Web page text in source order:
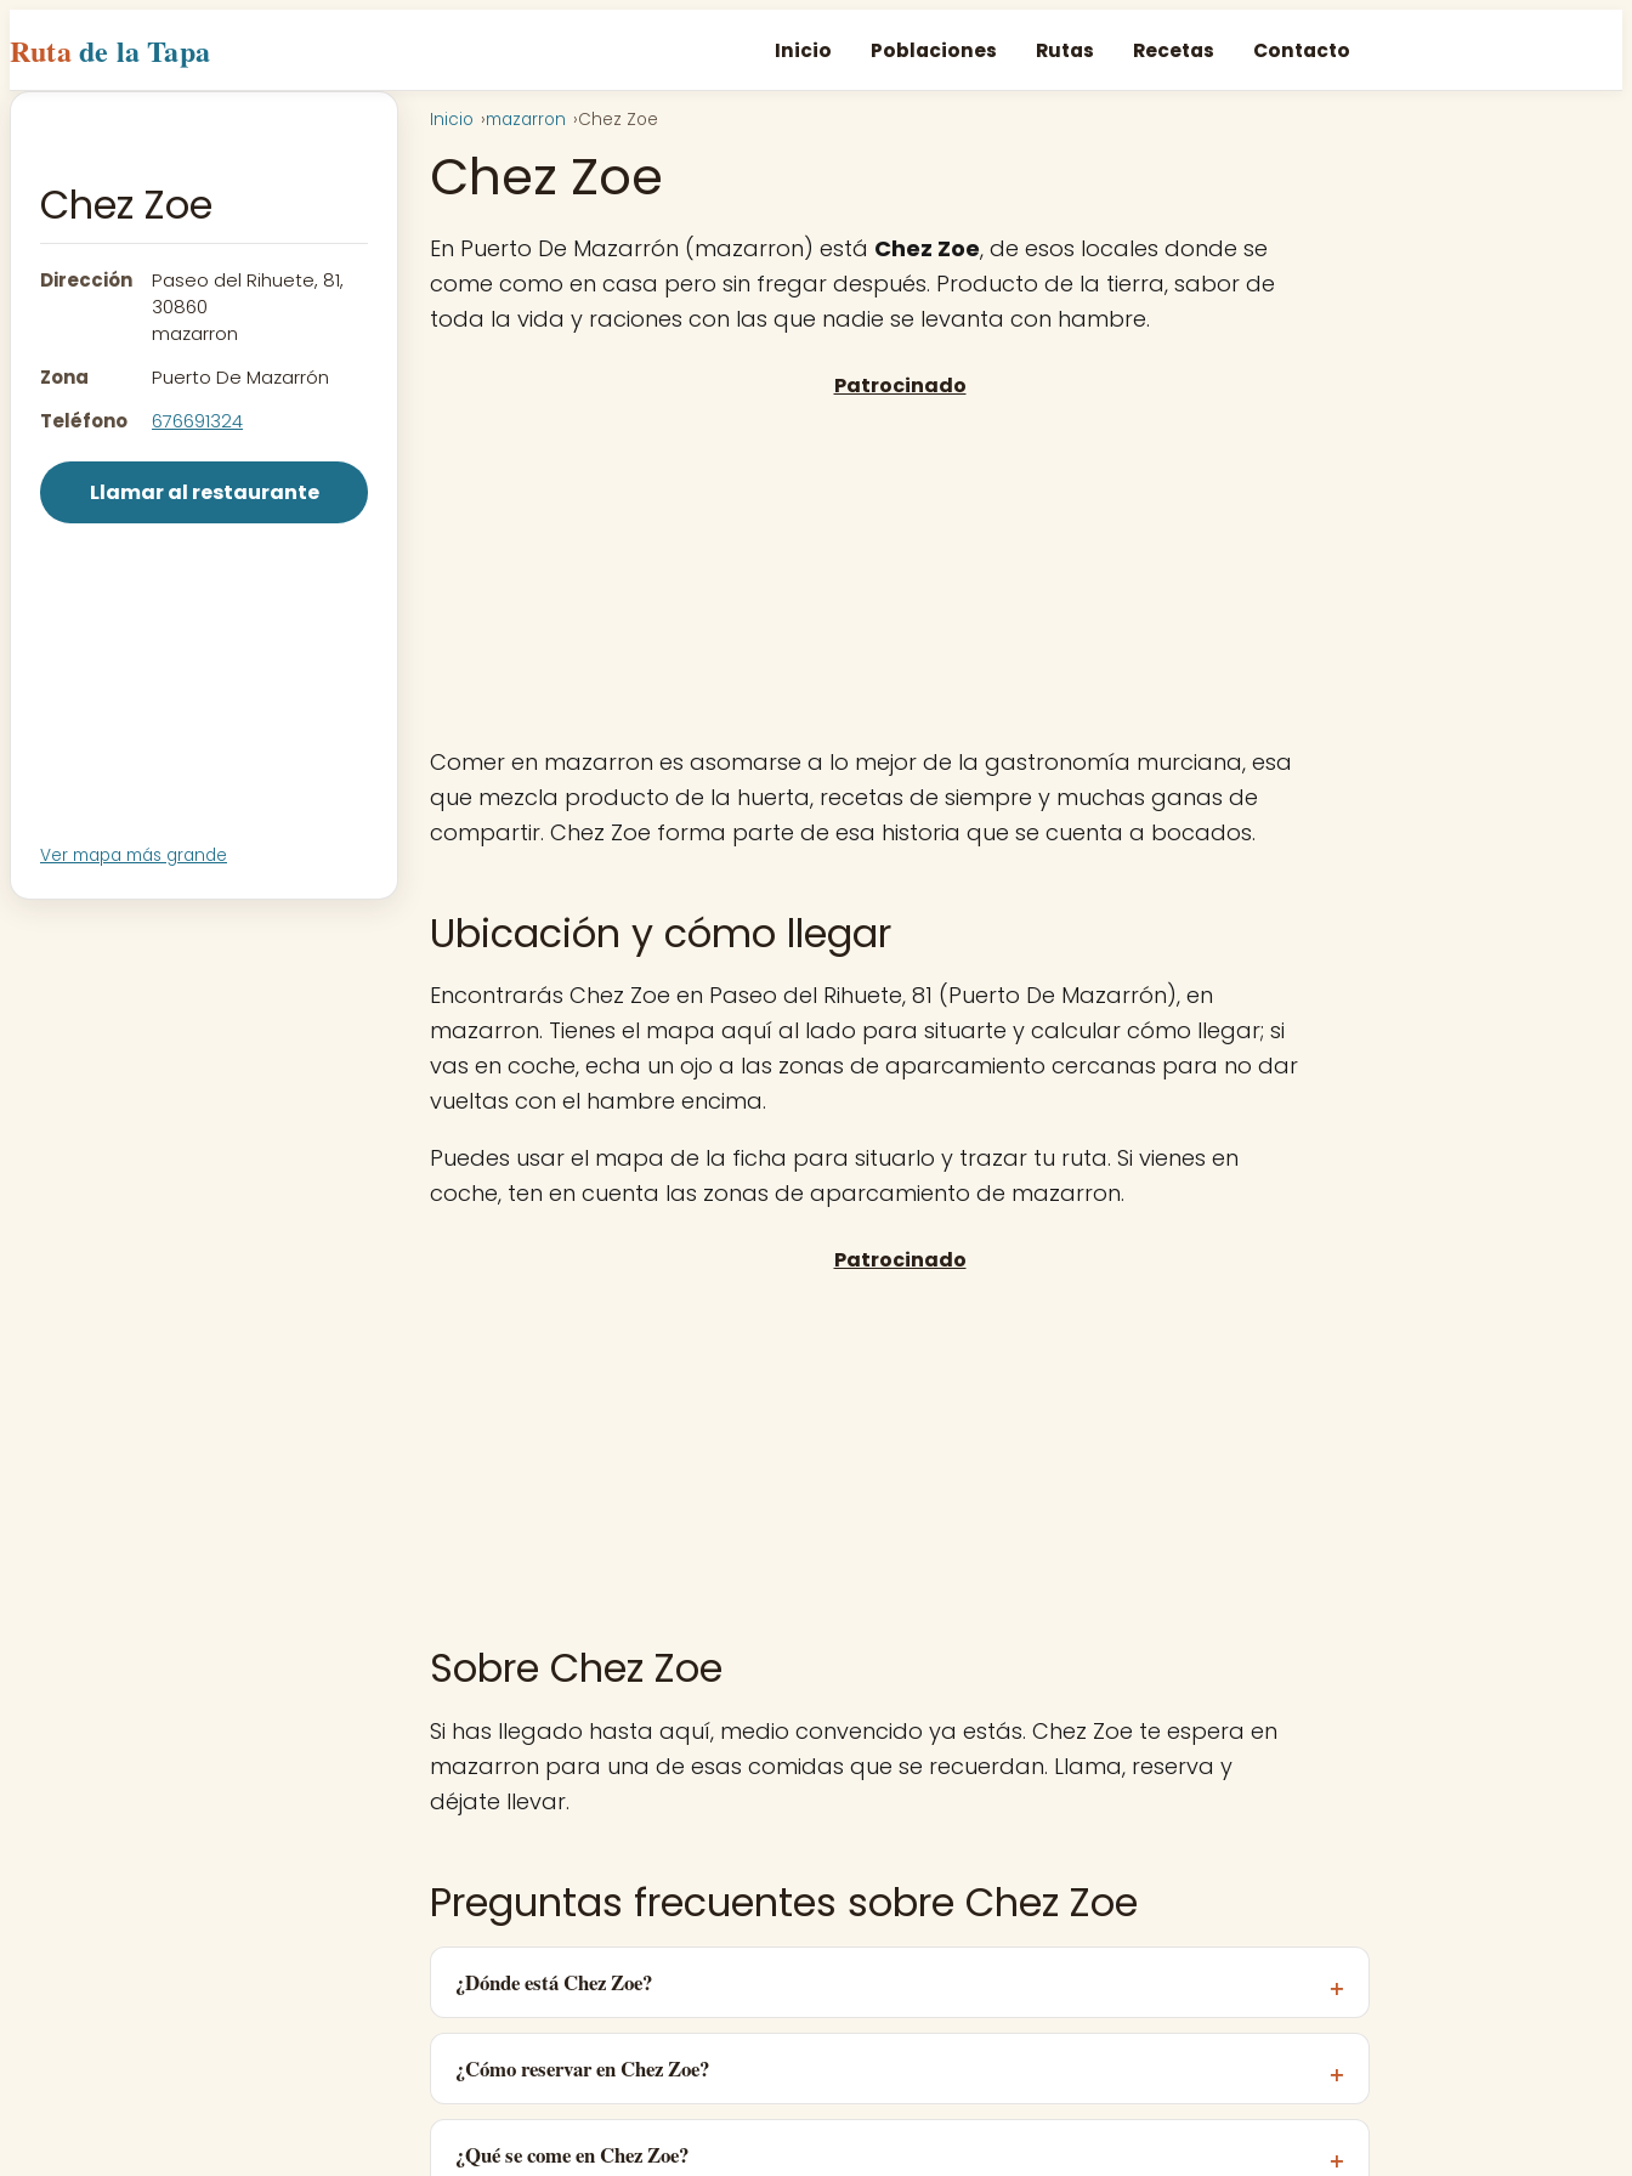
Rutade la Tapa Inicio Poblaciones Rutas Recetas Contacto
Chez Zoe
Dirección
Paseo del Rihuete, 81,
30860
mazarron
Zona
Puerto De Mazarrón
Teléfono
676691324
Llamar al restaurante
Ver mapa más grande
Inicio mazarron Chez Zoe
Chez Zoe
En Puerto De Mazarrón (mazarron) está Chez Zoe, de esos locales donde se
come como en casa pero sin fregar después. Producto de la tierra, sabor de
toda la vida y raciones con las que nadie se levanta con hambre.
Comer en mazarron es asomarse a lo mejor de la gastronomía murciana, esa
que mezcla producto de la huerta, recetas de siempre y muchas ganas de
compartir. Chez Zoe forma parte de esa historia que se cuenta a bocados.
Ubicación y cómo llegar
Encontrarás Chez Zoe en Paseo del Rihuete, 81 (Puerto De Mazarrón), en
mazarron. Tienes el mapa aquí al lado para situarte y calcular cómo llegar; si
vas en coche, echa un ojo a las zonas de aparcamiento cercanas para no dar
vueltas con el hambre encima.
Puedes usar el mapa de la ficha para situarlo y trazar tu ruta. Si vienes en
coche, ten en cuenta las zonas de aparcamiento de mazarron.
Sobre Chez Zoe
Si has llegado hasta aquí, medio convencido ya estás. Chez Zoe te espera en
mazarron para una de esas comidas que se recuerdan. Llama, reserva y
déjate llevar.
Preguntas frecuentes sobre Chez Zoe
¿Dónde está Chez Zoe?
¿Cómo reservar en Chez Zoe?
¿Qué se come en Chez Zoe?